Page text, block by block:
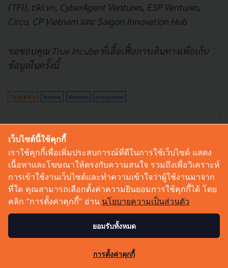
(TFI), tiki.vn, CyberAgent Ventures, ESP Ventures,
Circo, CP Vietnam และSaigon Innovation Hub
ขอขอบคุณTrue Incube ที่เอื้อเฟื้อการเดินทางเพื่อเก็บ
ข้อมูลในครั้งนี้
Tech & Biz Startup Vietnam ecosystem
No comment
เว็บไซต์นี้ใช้คุกกี้
เราใช้คุกกี้เพื่อเพิ่มประสบการณ์ที่ดีในการใช้เว็บไซต์ แสดง
เนื้อหาและโฆษณาให้ตรงกับความสนใจ รวมถึงเพื่อวิเคราะห์
การเข้าใช้งานเว็บไซต์และทำความเข้าใจว่าผู้ใช้งานมาจาก
ที่ใด คุณสามารถเลือกตั้งค่าความยินยอมการใช้คุกกี้ได้ โดย
คลิก “การตั้งค่าคุกกี้” อ่าน นโยบายความเป็นส่วนตัว
ยอมรับทั้งหมด
การตั้งค่าคุกกี้